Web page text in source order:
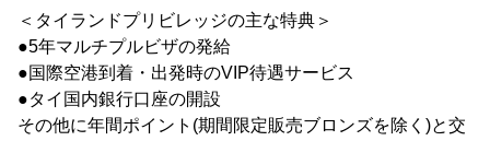
＜タイランドプリビレッジの主な特典＞
●5年マルチプルビザの発給
●国際空港到着・出発時のVIP待遇サービス
●タイ国内銀行口座の開設
その他に年間ポイント(期間限定販売ブロンズを除く)と交